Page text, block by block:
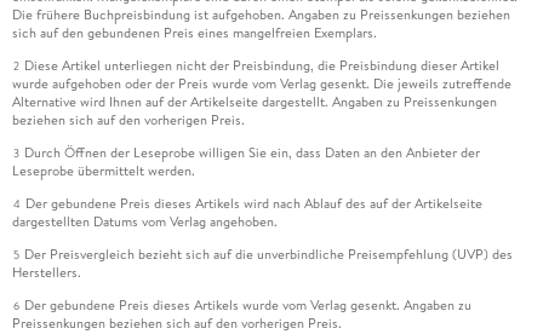
Die frühere Buchpreisbindung ist aufgehoben. Angaben zu Preissenkungen beziehen
sich auf den gebundenen Preis eines mangelfreien Exemplars.
2 Diese Artikel unterliegen nicht der Preisbindung, die Preisbindung dieser Artikel
wurde aufgehoben oder der Preis wurde vom Verlag gesenkt. Die jeweils zutreffende
Alternative wird Ihnen auf der Artikelseite dargestellt. Angaben zu Preissenkungen
beziehen sich auf den vorherigen Preis.
3 Durch Öffnen der Leseprobe willigen Sie ein, dass Daten an den Anbieter der
Leseprobe übermittelt werden.
4 Der gebundene Preis dieses Artikels wird nach Ablauf des auf der Artikelseite
dargestellten Datums vom Verlag angehoben.
5 Der Preisvergleich bezieht sich auf die unverbindliche Preisempfehlung (UVP) des
Herstellers.
6 Der gebundene Preis dieses Artikels wurde vom Verlag gesenkt. Angaben zu
Preissenkungen beziehen sich auf den vorherigen Preis.